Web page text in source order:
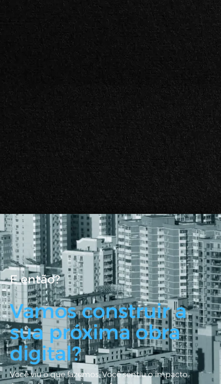
E então?
Vamos construir a
sua próxima obra
digital?
Você viu o que fazemos. Você sentiu o impacto.